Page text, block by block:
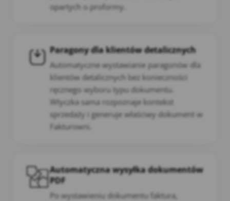
opartych o proformy.
Paragony dla klientów detalicznych
Automatyczne wystawianie paragonów dla
klientów detalicznych bez konieczności
ręcznego wyboru typu dokumentu.
Wtyczka sama rozpoznaje kontekst
sprzedaży i generuje właściwy dokument w
Fakturowni.
Automatyczna wysyłka dokumentów
PDF
Po wystawieniu dokumentu faktura,